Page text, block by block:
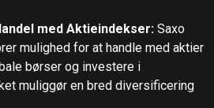
med Aktieindekser: Saxo
mulighed for at handle med aktier
børser og investere i
muliggør en bred diversificering